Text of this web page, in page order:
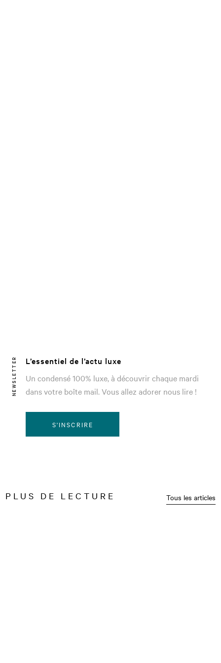
NEWSLETTER
L’essentiel de l’actu luxe
Un condensé 100% luxe, à découvrir chaque mardi
dans votre boîte mail. Vous allez adorer nous lire !
S'INSCRIRE
PLUS DE LECTURE Tous les articles